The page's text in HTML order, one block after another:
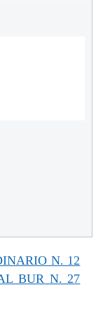
N. 12
BUR N. 27